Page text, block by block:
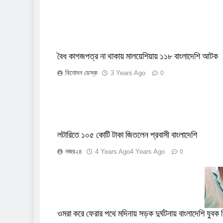
বৈধ কাগজপত্র না থাকায় মালয়েশিয়ায় ১১৮ বাংলাদেশি আটক
বিনোদন ডেস্ক 3 Years Ago 0
লটারিতে ১০৫ কোটি টাকা জিতলেন প্রবাসী বাংলাদেশি
নজর২৪ 4 Years Ago4 Years Ago 0
ওমরা করে ফেরার পথে মদিনায় সড়ক দুর্ঘটনায় বাংলাদেশি যুবক